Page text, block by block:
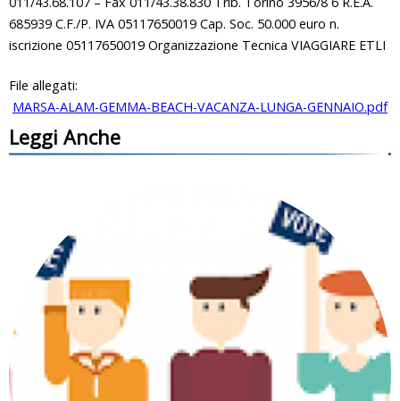
685939 C.F./P. IVA 05117650019 Cap. Soc. 50.000 euro n.
iscrizione 05117650019 Organizzazione Tecnica VIAGGIARE ETLI
File allegati:
MARSA-ALAM-GEMMA-BEACH-VACANZA-LUNGA-GENNAIO.pdf
Leggi Anche